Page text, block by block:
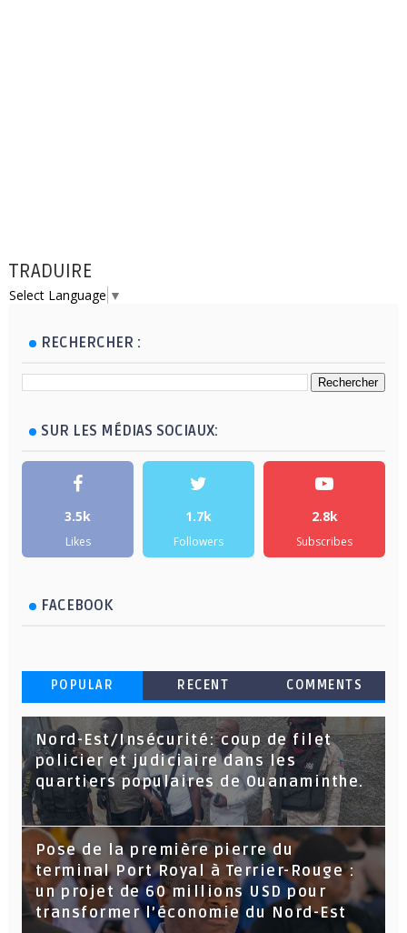
TRADUIRE
Select Language ▼
RECHERCHER :
SUR LES MÉDIAS SOCIAUX:
3.5k
Likes
1.7k
Followers
2.8k
Subscribes
FACEBOOK
POPULAR RECENT COMMENTS
Nord-Est/Insécurité: coup de filet
policier et judiciaire dans les
quartiers populaires de Ouanaminthe.
Pose de la première pierre du
terminal Port Royal à Terrier-Rouge :
un projet de 60 millions USD pour
transformer l’économie du Nord-Est